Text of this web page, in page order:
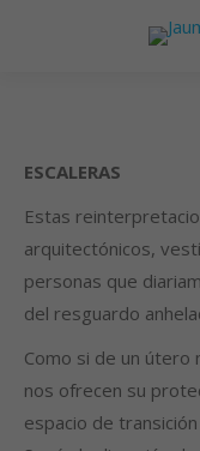
ESCALERAS
Estas
arquitectónicos,
personas que
del resguardo
Como si de un
nos ofrecen su
espacio de